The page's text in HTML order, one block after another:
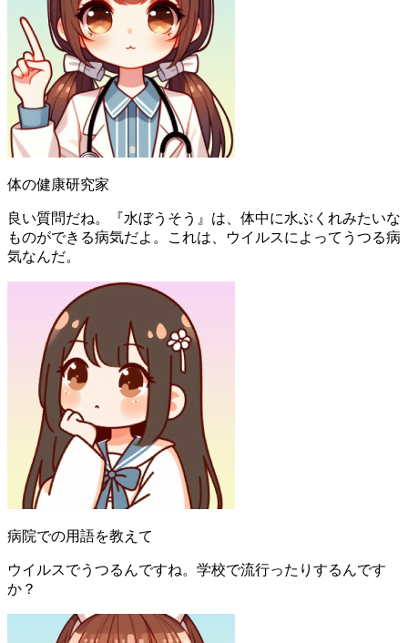
体の健康研究家
良い質問だね。『水ぼうそう』は、体中に水ぶくれみたいな
ものができる病気だよ。これは、ウイルスによってうつる病
気なんだ。
病院での用語を教えて
ウイルスでうつるんですね。学校で流行ったりするんです
か？